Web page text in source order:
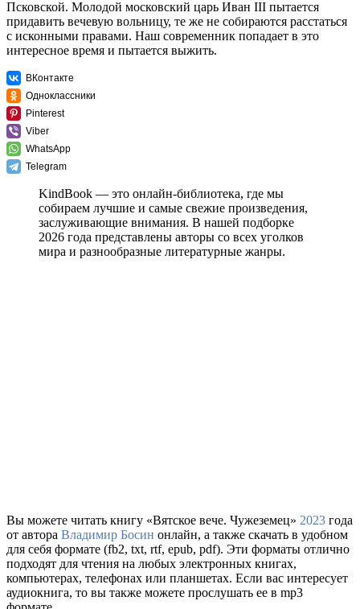
Псковской. Молодой московский царь Иван III пытается
придавить вечевую вольницу, те же не собираются расстаться
с исконными правами. Наш современник попадает в это
интересное время и пытается выжить.
ВКонтакте
Одноклассники
Pinterest
Viber
WhatsApp
Telegram
KindBook — это онлайн-библиотека, где мы
собираем лучшие и самые свежие произведения,
заслуживающие внимания. В нашей подборке
2026 года представлены авторы со всех уголков
мира и разнообразные литературные жанры.
Вы можете читать книгу «Вятское вече. Чужеземец» 2023 года
от автора Владимир Босин онлайн, а также скачать в удобном
для себя формате (fb2, txt, rtf, epub, pdf). Эти форматы отлично
подходят для чтения на любых электронных книгах,
компьютерах, телефонах или планшетах. Если вас интересует
аудиокнига, то вы также можете прослушать ее в mp3